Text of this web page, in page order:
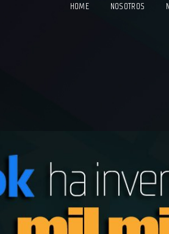
HOME NOSOTROS